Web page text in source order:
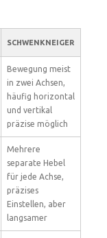
SCHWENKNEIGER
Bewegung meist
in zwei Achsen,
häufig horizontal
und vertikal
präzise möglich
Mehrere
separate Hebel
für jede Achse,
präzises
Einstellen, aber
langsamer